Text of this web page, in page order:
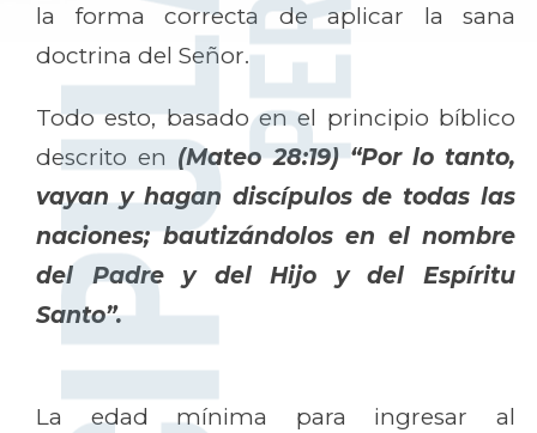
la forma correcta de aplicar la sana
doctrina del Señor.
Todo esto, basado en el principio bíblico
descrito en (Mateo 28:19) “Por lo tanto,
vayan y hagan discípulos de todas las
naciones; bautizándolos en el nombre
del Padre y del Hijo y del Espíritu
Santo”.
La edad mínima para ingresar al